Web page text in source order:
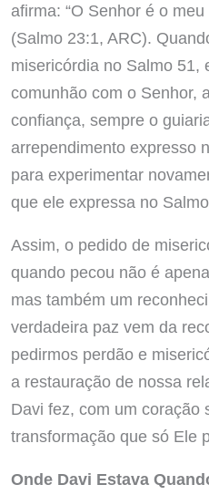
afirma: “O Senhor é o
(Salmo 23:1, ARC).
misericórdia no Salmo 51,
comunhão com o Senhor,
confiança, sempre o
arrependimento expresso
para experimentar
que ele expressa no
Assim, o pedido de
quando pecou não é
mas também um
verdadeira paz vem da
pedirmos perdão e
a restauração de nossa
Davi fez, com um coração
transformação que só Ele
Onde Davi Estava